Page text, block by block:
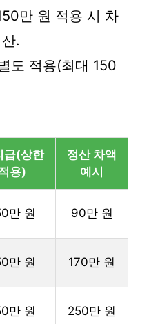
만 원 적용 시 차
.
도 적용(최대 150
급(상한
용)
정산 차액
예시
만 원 90만 원
만 원 170만 원
만 원 250만 원